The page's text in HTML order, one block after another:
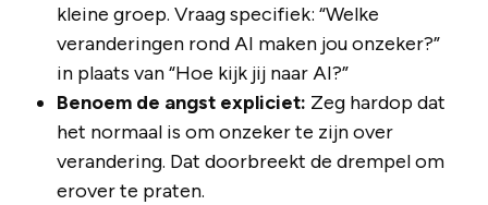
kleine groep. Vraag specifiek: “Welke
veranderingen rond AI maken jou onzeker?”
in plaats van “Hoe kijk jij naar AI?”
Benoem de angst expliciet: Zeg hardop dat
het normaal is om onzeker te zijn over
verandering. Dat doorbreekt de drempel om
erover te praten.